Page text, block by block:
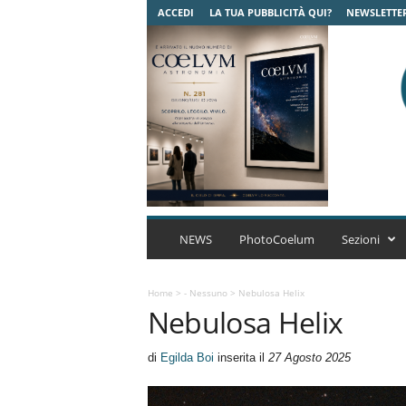
ACCEDI LA TUA PUBBLICITÀ QUI?
C
m
A
r
NEWS PhotoCoelum Sezioni
Home > - Nessuno> Nebulosa Helix
Nebulosa Helix
di Egilda Boi inserita il 27 Agosto 2025